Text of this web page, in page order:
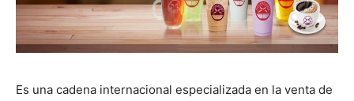
Es una cadena internacional especializada en la venta de